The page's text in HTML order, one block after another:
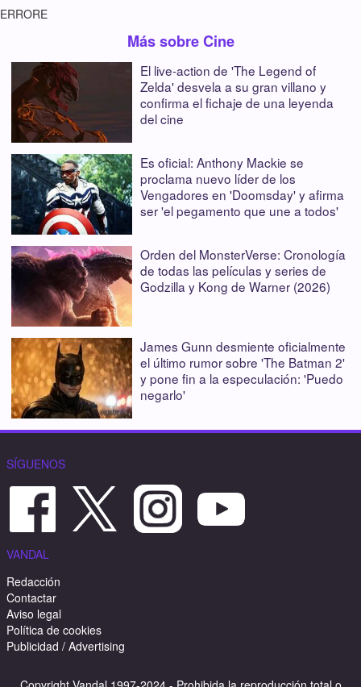
ERRORE
Más sobre Cine
El live-action de 'The Legend of
Zelda' desvela a su gran villano y
confirma el fichaje de una leyenda
del cine
Es oficial: Anthony Mackie se
proclama nuevo líder de los
Vengadores en 'Doomsday' y afirma
ser 'el pegamento que une a todos'
Orden del MonsterVerse: Cronología
de todas las películas y series de
Godzilla y Kong de Warner (2026)
James Gunn desmiente oficialmente
el último rumor sobre 'The Batman 2'
y pone fin a la especulación: 'Puedo
negarlo'
SÍGUENOS
VANDAL
Redacción
Contactar
Aviso legal
Política de cookies
Publicidad / Advertising